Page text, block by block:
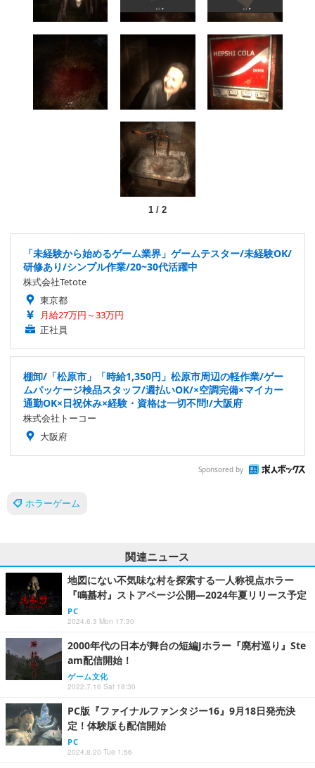
1/ 2
「未経験から始めるゲーム業界」ゲームテスター/未経験OK/
研修あり/シンプル作業/20~30代活躍中
株式会社Tetote
東京都
月給27万円～33万円
正社員
棚卸/「松原市」「時給1,350円」松原市周辺の軽作業/ゲー
ムパッケージ検品スタッフ/週払いOK/×空調完備×マイカー
通勤OK×日祝休み×経験・資格は一切不問!/大阪府
株式会社トーコー
大阪府
Sponsored by
ホラーゲーム
関連ニュース
地図にない不気味な村を探索する一人称視点ホラー
『鳴蟇村』ストアページ公開―2024年夏リリース予定
PC
2024.6.3 Mon 17:30
2000年代の日本が舞台の短編Jホラー『廃村巡り』Ste
am配信開始！
ゲーム文化
2022.7.16 Sat 18:30
PC版『ファイナルファンタジー16』9月18日発売決
定！体験版も配信開始
PC
2024.8.20 Tue 1:56